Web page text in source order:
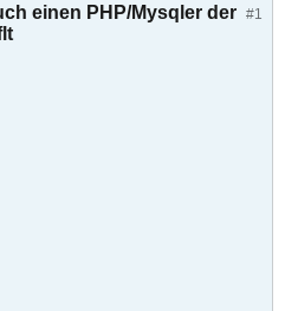
#1
einen PHP/Mysqler der